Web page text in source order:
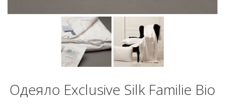
Одеяло Exclusive Silk Familie Bio